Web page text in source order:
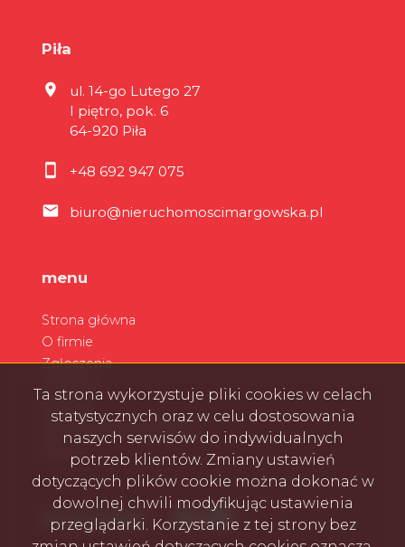
Piła
ul. 14-go Lutego 27
I piętro, pok. 6
64-920 Piła
+48 692 947 075
biuro@nieruchomoscimargowska.pl
menu
Strona główna
O firmie
Zgłoszenia
Zarządzanie wynajmem
social media Facebook
Facebook
Facebook
Facebook
Ta strona wykorzystuje pliki cookies w celach
statystycznych oraz w celu dostosowania
naszych serwisów do indywidualnych
potrzeb klientów. Zmiany ustawień
dotyczących plików cookie można dokonać w
dowolnej chwili modyfikując ustawienia
przeglądarki. Korzystanie z tej strony bez